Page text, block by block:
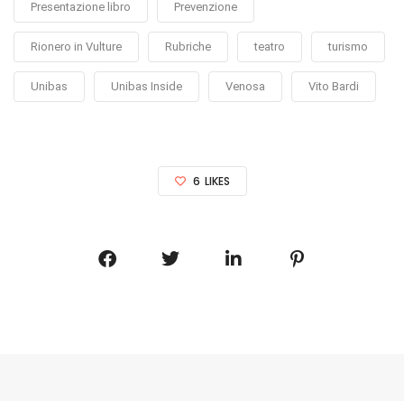
Presentazione libro Prevenzione
Rionero in Vulture Rubriche teatro turismo
Unibas Unibas Inside Venosa Vito Bardi
6 LIKES